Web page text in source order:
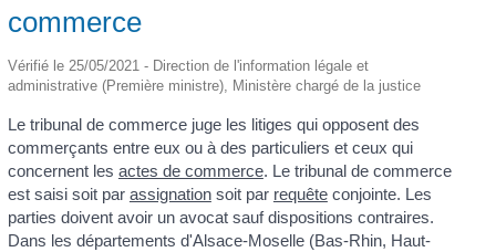
commerce
Vérifié le 25/05/2021 - Direction de l'information légale et
administrative (Première ministre), Ministère chargé de la justice
Le tribunal de commerce juge les litiges qui opposent des
commerçants entre eux ou à des particuliers et ceux qui
concernent les actes de commerce. Le tribunal de commerce
est saisi soit par assignationsoit par requêteconjointe. Les
parties doivent avoir un avocat sauf dispositions contraires.
Dans les départements d'Alsace-Moselle (Bas-Rhin, Haut-